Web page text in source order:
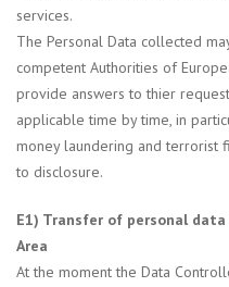
services.
The Personal Data collected
competent Authorities of
provide answers to thier
applicable time by time, in
money laundering and terrorist
to disclosure.
E1) Transfer of personal
Area
At the moment the Data